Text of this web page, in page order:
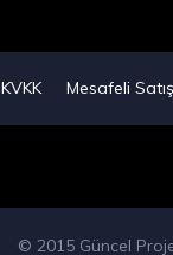
KVKK Mesafeli
© 2015 Güncel